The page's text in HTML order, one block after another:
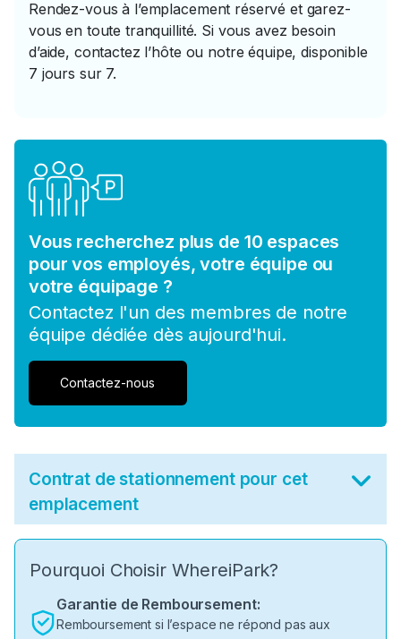
Rendez-vous à l’emplacement réservé et garez-
vous en toute tranquillité. Si vous avez besoin
d’aide, contactez l’hôte ou notre équipe, disponible
7 jours sur 7.
Vous recherchez plus de 10 espaces
pour vos employés, votre équipe ou
votre équipage ?
Contactez l'un des membres de notre
équipe dédiée dès aujourd'hui.
Contactez-nous
Contrat de stationnement pour cet
emplacement
Pourquoi Choisir WhereiPark?
Garantie de Remboursement:
Remboursement si l’espace ne répond pas aux